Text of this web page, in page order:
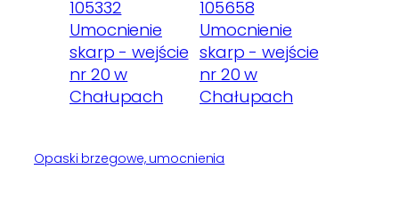
Opaski brzegowe, umocnienia